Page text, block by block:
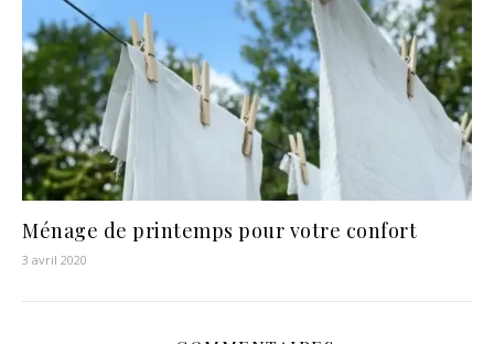
Ménage de printemps pour votre confort
3 avril 2020